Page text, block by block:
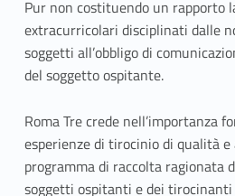
o
r
m
a
t
Pur non costituendo un rapporto
extracurricolari disciplinati dalle
soggetti all’obbligo di
del soggetto ospitante.
Roma Tre crede nell’importanza
esperienze di tirocinio di qualità
programma di raccolta ragionata
soggetti ospitanti e dei tirocinanti